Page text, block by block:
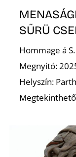
SŰRÜ
Hommage á
Megnyitó:
Helyszín: